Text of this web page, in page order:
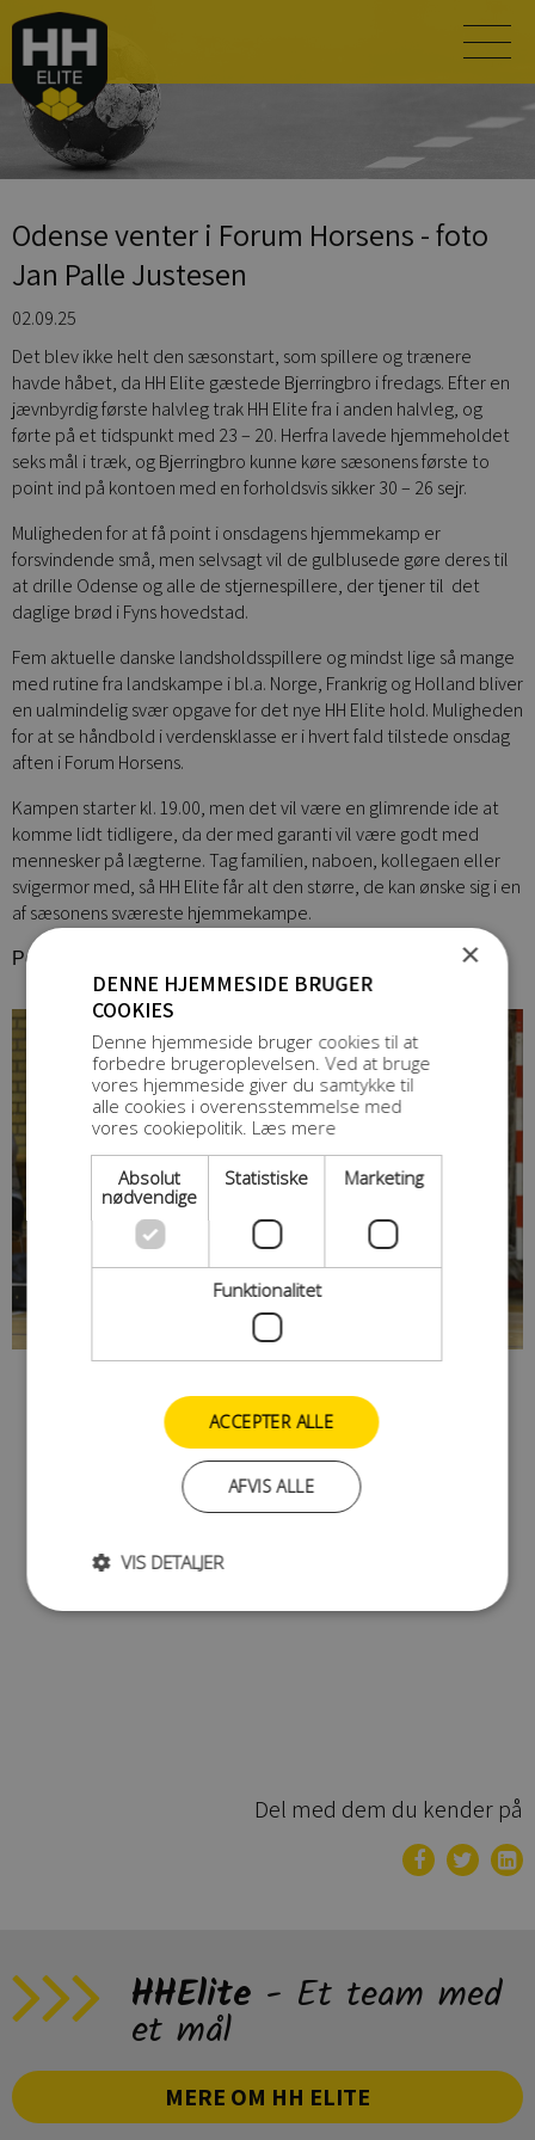
Odense venter i Forum Horsens - foto
Jan Palle Justesen
02.09.25
Det blev ikke helt den sæsonstart, som spillere og trænere
havde håbet, da HH Elite gæstede Bjerringbro i fredags. Efter en
jævnbyrdig første halvleg trak HH Elite fra i anden halvleg, og
førte på et tidspunkt med 23 – 20. Herfra lavede hjemmeholdet
seks mål i træk, og Bjerringbro kunne køre sæsonens første to
point ind på kontoen med en forholdsvis sikker 30 – 26 sejr.
Muligheden for at få point i onsdagens hjemmekamp er
forsvindende små, men selvsagt vil de gulblusede gøre deres til
at drille Odense og alle de stjernespillere, der tjener til det
daglige brød i Fyns hovedstad.
Fem aktuelle danske landsholdsspillere og mindst lige så mange
med rutine fra landskampe i bl.a. Norge, Frankrig og Holland bliver
en ualmindelig svær opgave for det nye HH Elite hold. Muligheden
for at se håndbold i verdensklasse er i hvert fald tilstede onsdag
aften i Forum Horsens.
Kampen starter kl. 19.00, men det vil være en glimrende ide at
komme lidt tidligere, da der med garanti vil være godt med
mennesker på lægterne. Tag familien, naboen, kollegaen eller
svigermor med, så HH Elite får alt den større, de kan ønske sig i en
af sæsonens sværeste hjemmekampe.
Peter Møller Troelsen, journalist (DJ)
Del med dem du kender på
HHElite - Et team med
et mål
MERE OM HH ELITE
×
DENNE HJEMMESIDE BRUGER
COOKIES
Denne hjemmeside bruger cookies til at
forbedre brugeroplevelsen. Ved at bruge
vores hjemmeside giver du samtykke til
alle cookies i overensstemmelse med
vores cookiepolitik. Læs mere
Absolut
nødvendige
Statistiske Marketing
Funktionalitet
ACCEPTER ALLE
AFVIS ALLE
VIS DETALJER